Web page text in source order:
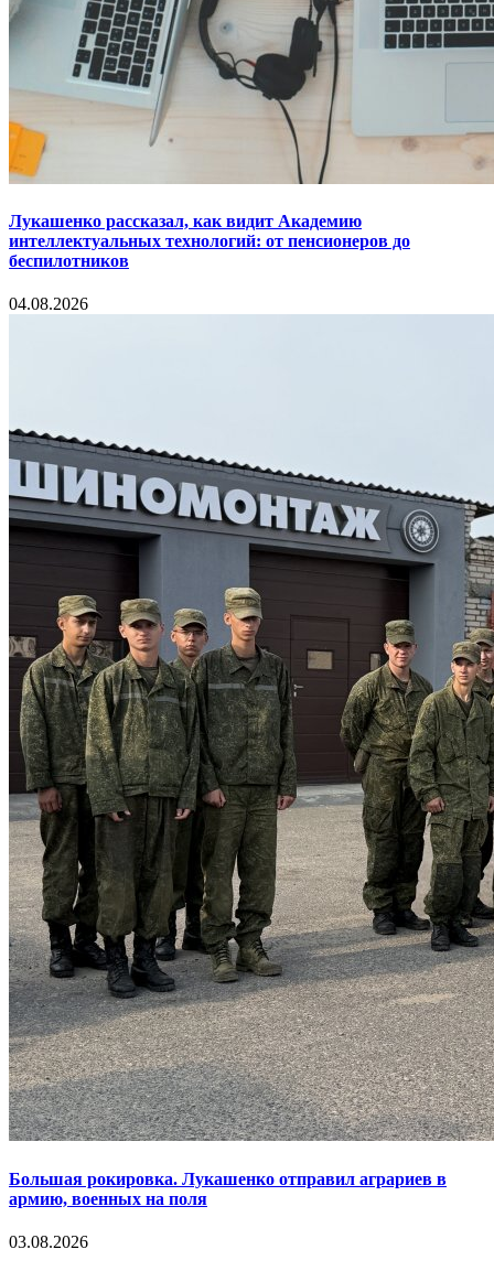
Лукашенко рассказал, как видит Академию
интеллектуальных технологий: от пенсионеров до
беспилотников
04.08.2026
Большая рокировка. Лукашенко отправил аграриев в
армию, военных на поля
03.08.2026